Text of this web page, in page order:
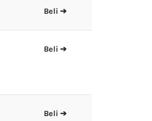
Beli ➔
Beli ➔
Beli ➔